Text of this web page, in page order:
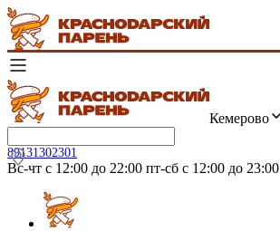
Кемерово
89131302301
Вс-чт с 12:00 до 22:00 пт-сб с 12:00 до 23:00